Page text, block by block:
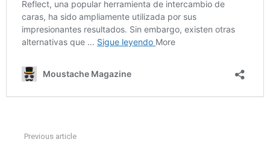
Previous article